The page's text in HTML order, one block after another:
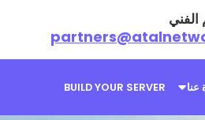
عنا BUILD YOUR SERVER